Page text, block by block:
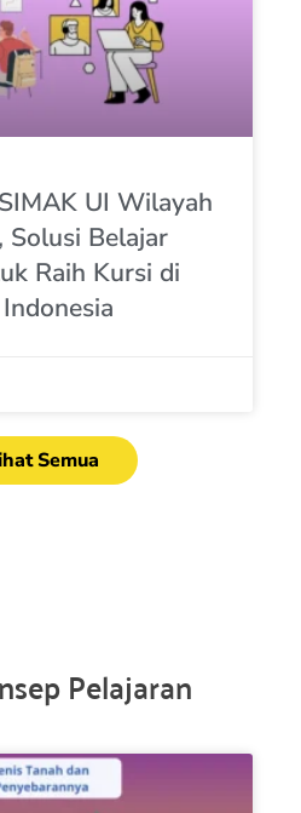
UI Wilayah
Solusi Belajar
Raih Kursi di
Semua
Pelajaran